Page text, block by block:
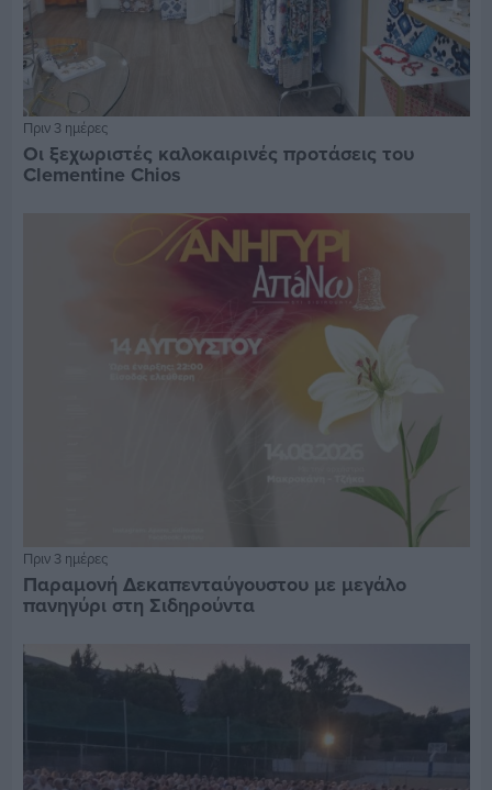
Πριν 3 ημέρες
Οι ξεχωριστές καλοκαιρινές προτάσεις του
Clementine Chios
Πριν 3 ημέρες
Παραμονή Δεκαπενταύγουστου με μεγάλο
πανηγύρι στη Σιδηρούντα